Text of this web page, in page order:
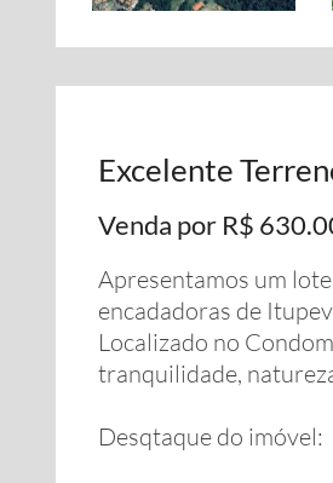
Excelente
Venda por R$
Apresentamos um
encadadoras de
Localizado no
tranquilidade,
Desqtaque do imóvel: